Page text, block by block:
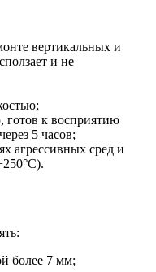
вертикальных и
и не
готов к восприятию
5 часов;
агрессивных сред и
более 7 мм;